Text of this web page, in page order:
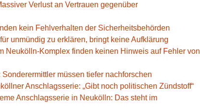
Verlust an Vertrauen gegenüber
kein Fehlverhalten der Sicherheitsbehörden
unmündig zu erklären, bringt keine Aufklärung
Neukölln-Komplex finden keinen Hinweis auf Fehler von
müssen tiefer nachforschen
Anschlagsserie: „Gibt noch politischen Zündstoff“
Anschlagsserie in Neukölln: Das steht im